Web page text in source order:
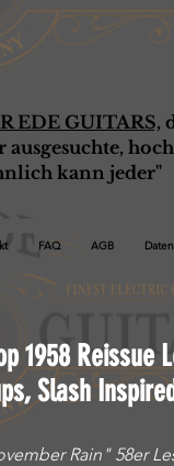
EDE GUITARS,
kann jeder"
FAQ AGB
1958 Reissue
Slash
Rain" 58er